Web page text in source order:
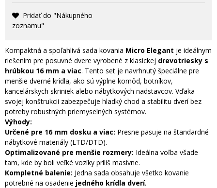
Pridať do "Nákupného
zoznamu"
Kompaktná a spoľahlivá sada kovania Micro Elegant je ideálnym
riešením pre posuvné dvere vyrobené z klasickej drevotriesky s
hrúbkou 16 mm a viac. Tento set je navrhnutý špeciálne pre
menšie dverné krídla, ako sú výplne komôd, botníkov,
kancelárskych skriniek alebo nábytkových nadstavcov. Vďaka
svojej konštrukcii zabezpečuje hladký chod a stabilitu dverí bez
potreby robustných priemyselných systémov.
Výhody:
Určené pre 16 mm dosku a viac: Presne pasuje na štandardné
nábytkové materiály (LTD/DTD).
Optimalizované pre menšie rozmery: Ideálna voľba všade
tam, kde by boli veľké vozíky príliš masívne.
Kompletné balenie: Jedna sada obsahuje všetko kovanie
potrebné na osadenie jedného krídla dverí.